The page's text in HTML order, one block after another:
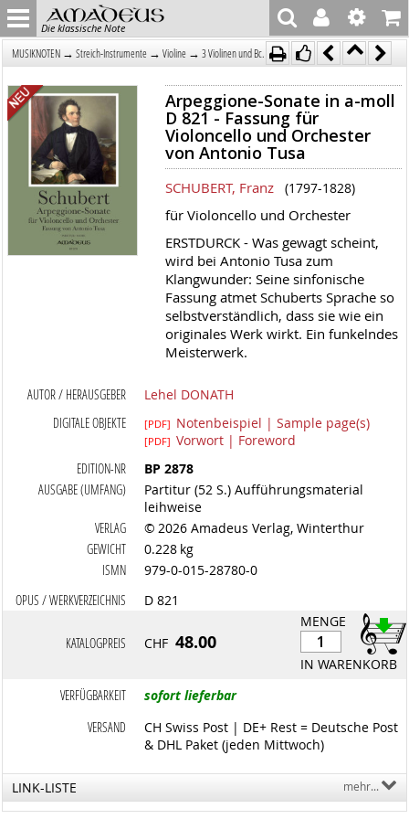
Die klassische Note
MUSIKNOTEN → Streich-Instrumente → Violine → 3 Violinen und Bc.
Arpeggione-Sonate in a-moll
D 821 - Fassung für
Violoncello und Orchester
von Antonio Tusa
SCHUBERT, Franz (1797-1828)
für Violoncello und Orchester
ERSTDURCK - Was gewagt scheint,
wird bei Antonio Tusa zum
Klangwunder: Seine sinfonische
Fassung atmet Schuberts Sprache so
selbstverständlich, dass sie wie ein
originales Werk wirkt. Ein funkelndes
Meisterwerk.
AUTOR / HERAUSGEBER
Lehel DONATH
DIGITALE OBJEKTE
[PDF] Notenbeispiel | Sample page(s)
[PDF] Vorwort | Foreword
EDITION-NR
BP 2878
AUSGABE (UMFANG)
Partitur (52 S.) Aufführungsmaterial
leihweise
VERLAG
© 2026 Amadeus Verlag, Winterthur
GEWICHT
0.228 kg
ISMN
979-0-015-28780-0
OPUS / WERKVERZEICHNIS
D 821
MENGE
IN WARENKORB
KATALOGPREIS CHF48.00
VERFÜGBARKEIT
sofort lieferbar
VERSAND
CH Swiss Post | DE+ Rest = Deutsche Post
& DHL Paket (jeden Mittwoch)
LINK-LISTE mehr...